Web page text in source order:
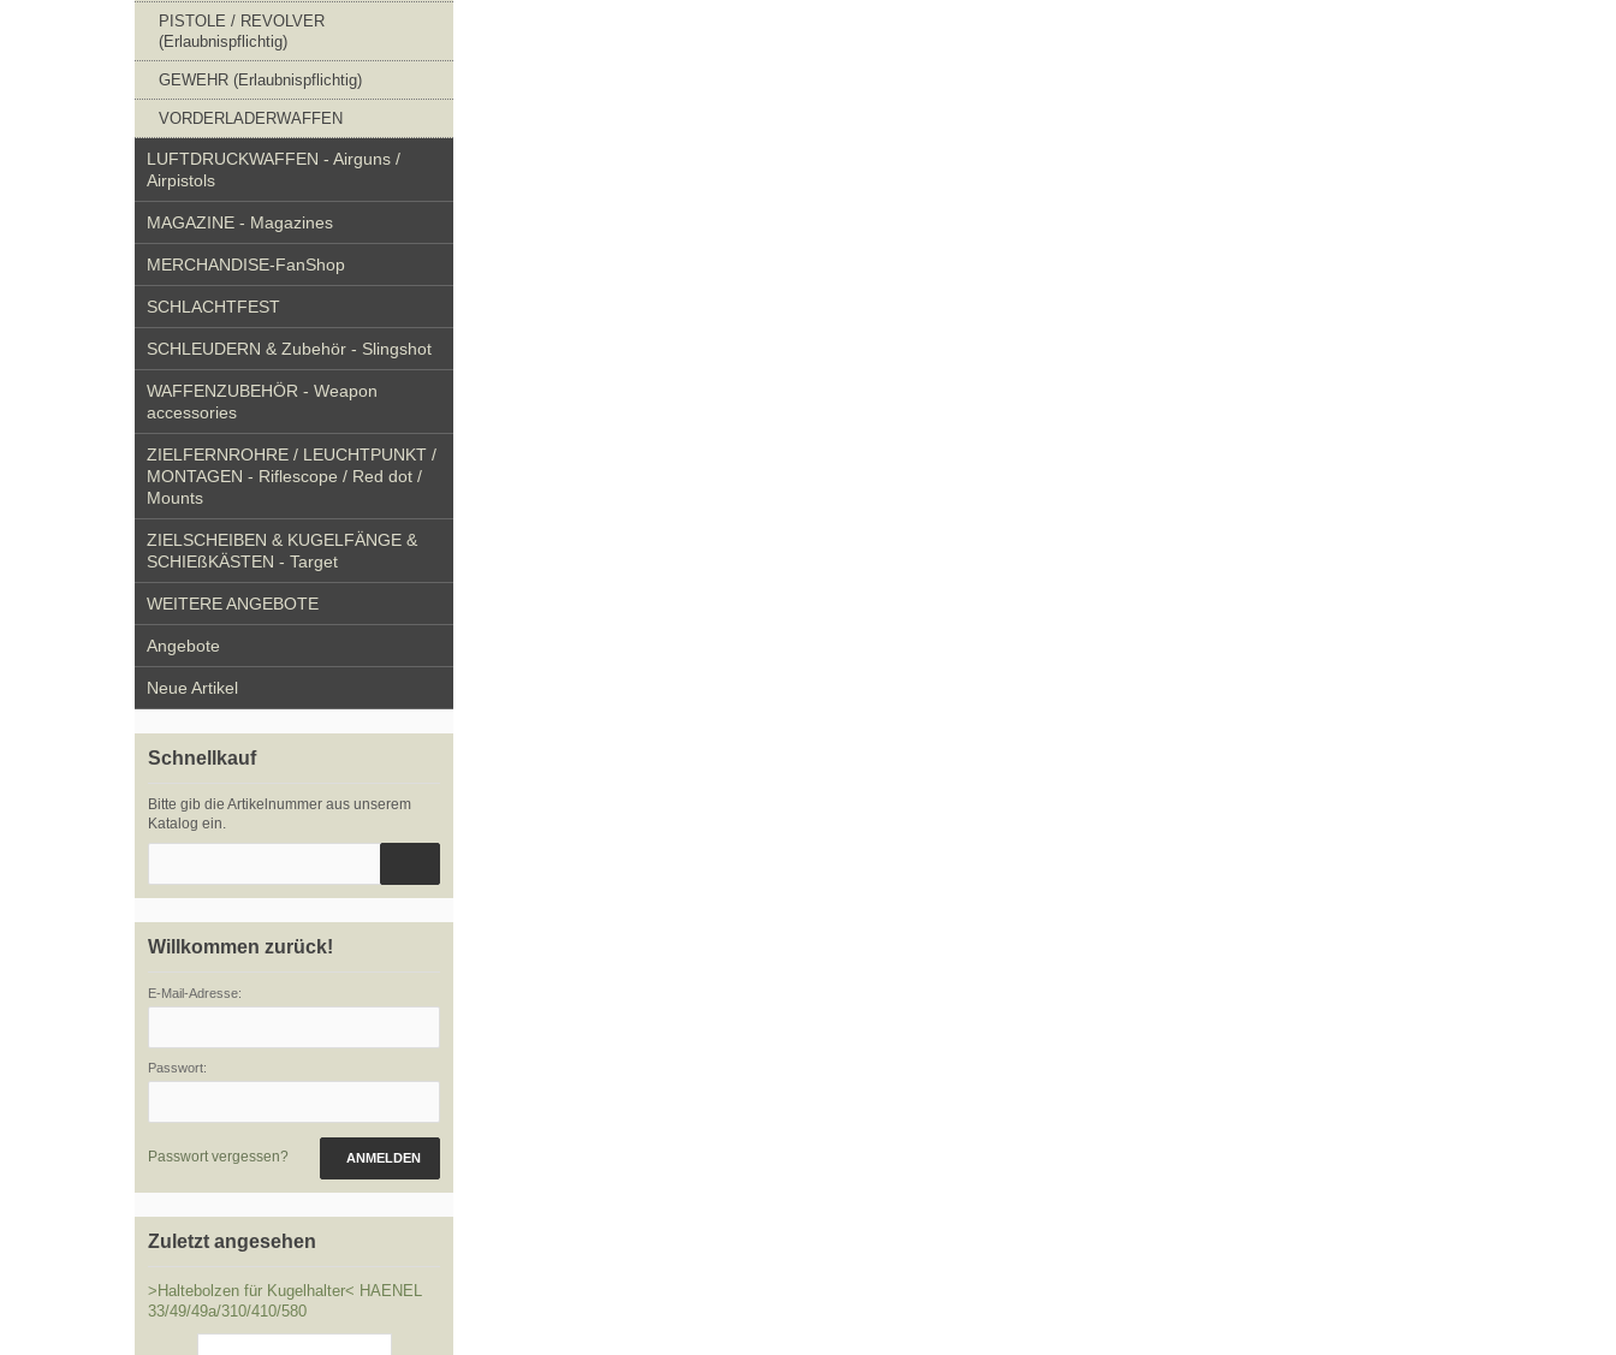
PISTOLE / REVOLVER
(Erlaubnispflichtig)
GEWEHR (Erlaubnispflichtig)
VORDERLADERWAFFEN
LUFTDRUCKWAFFEN - Airguns /
Airpistols
MAGAZINE - Magazines
MERCHANDISE-FanShop
SCHLACHTFEST
SCHLEUDERN & Zubehör - Slingshot
WAFFENZUBEHÖR - Weapon
accessories
ZIELFERNROHRE / LEUCHTPUNKT /
MONTAGEN - Riflescope / Red dot /
Mounts
ZIELSCHEIBEN & KUGELFÄNGE &
SCHIEßKÄSTEN - Target
WEITERE ANGEBOTE
Angebote
Neue Artikel
Schnellkauf
Bitte gib die Artikelnummer aus unserem
Katalog ein.
Willkommen zurück!
E-Mail-Adresse:
Passwort:
Passwort vergessen? ANMELDEN
Zuletzt angesehen
>Haltebolzen für Kugelhalter< HAENEL
33/49/49a/310/410/580